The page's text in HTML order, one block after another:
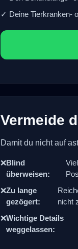
✓ Deine Tierkranken-
Vermeide
Damit du nicht auf
❌Blind
überweisen:
❌Zu lange
gezögert:
nicht
❌Wichtige Details
weggelassen: